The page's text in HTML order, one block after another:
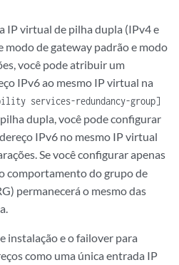
IP virtual de pilha dupla (IPv4 e
modo de gateway padrão e modo
você pode atribuir um
IPv6 ao mesmo IP virtual na
services-redundancy-group]
dupla, você pode configurar
IPv6 no mesmo IP virtual
Se você configurar apenas
comportamento do grupo de
permanecerá o mesmo das
instalação e o failover para
como uma única entrada IP